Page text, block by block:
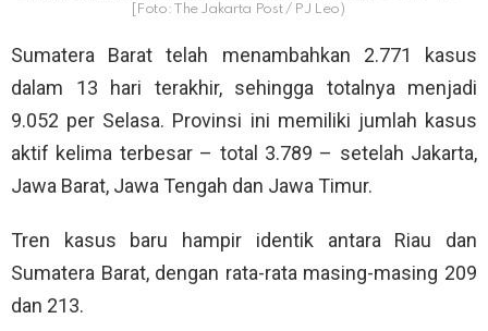
[Foto: The Jakarta Post / PJ Leo)
Sumatera Barat telah menambahkan 2.771 kasus
dalam 13 hari terakhir, sehingga totalnya menjadi
9.052 per Selasa. Provinsi ini memiliki jumlah kasus
aktif kelima terbesar – total 3.789 – setelah Jakarta,
Jawa Barat, Jawa Tengah dan Jawa Timur.
Tren kasus baru hampir identik antara Riau dan
Sumatera Barat, dengan rata-rata masing-masing 209
dan 213.